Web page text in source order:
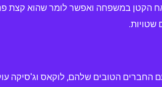
הקטן במשפחה ואפשר לומר שהוא קצת
שטויות.
החברים הטובים שלהם, לוקאס וג'סיקה